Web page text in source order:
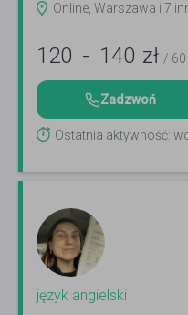
Online, Warszawa i 7
120 - 140 zł / 60
Zadzwoń
Ostatnia aktywność:
język angielski